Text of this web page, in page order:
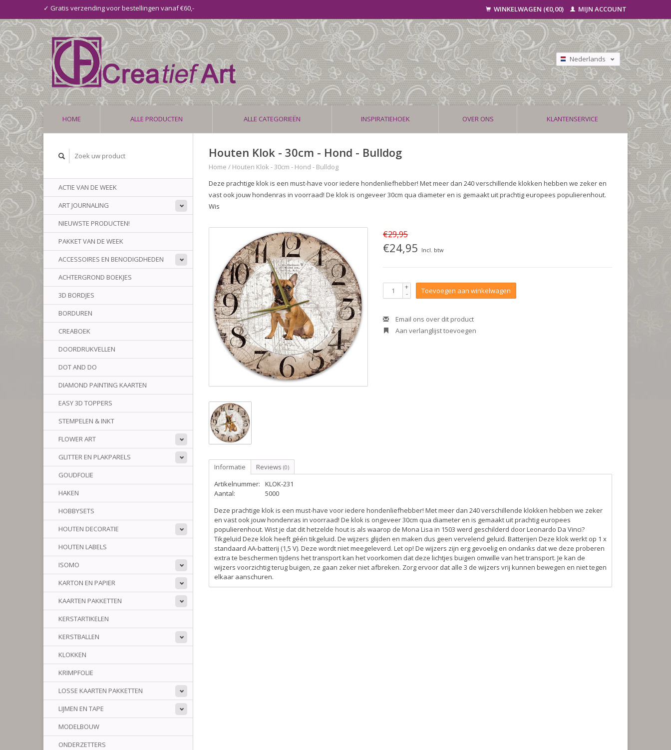
✓ Gratis verzending voor bestellingen vanaf €60,- WINKELWAGEN (€0,00) MIJN ACCOUNT
Nederlands
Deutsch
Français
HOME ALLE PRODUCTEN ALLE CATEGORIEËN INSPIRATIEHOEK OVER ONS KLANTENSERVICE
ACTIE VAN DE WEEK
ART JOURNALING
NIEUWSTE PRODUCTEN!
PAKKET VAN DE WEEK
ACCESSOIRES EN BENODIGDHEDEN
ACHTERGROND BOEKJES
3D BORDJES
BORDUREN
CREABOEK
DOORDRUKVELLEN
DOT AND DO
DIAMOND PAINTING KAARTEN
EASY 3D TOPPERS
STEMPELEN & INKT
FLOWER ART
GLITTER EN PLAKPARELS
GOUDFOLIE
HAKEN
HOBBYSETS
HOUTEN DECORATIE
HOUTEN LABELS
ISOMO
KARTON EN PAPIER
KAARTEN PAKKETTEN
KERSTARTIKELEN
KERSTBALLEN
KLOKKEN
KRIMPFOLIE
LOSSE KAARTEN PAKKETTEN
LIJMEN EN TAPE
MODELBOUW
ONDERZETTERS
Houten Klok - 30cm - Hond - Bulldog
Home / Houten Klok - 30cm - Hond - Bulldog
Deze prachtige klok is een must-have voor iedere hondenliefhebber! Met meer dan 240 verschillende klokken hebben we zeker en
vast ook jouw hondenras in voorraad! De klok is ongeveer 30cm qua diameter en is gemaakt uit prachtig europees populierenhout.
Wis
€29,95
€24,95 Incl. btw
+
- Toevoegen aan winkelwagen
Email ons over dit product
Aan verlanglijst toevoegen
Informatie Reviews (0)
Artikelnummer:
KLOK-231
Aantal:
5000
Deze prachtige klok is een must-have voor iedere hondenliefhebber! Met meer dan 240 verschillende klokken hebben we zeker
en vast ook jouw hondenras in voorraad! De klok is ongeveer 30cm qua diameter en is gemaakt uit prachtig europees
populierenhout. Wist je dat dit hetzelde hout is als waarop de Mona Lisa in 1503 werd geschilderd door Leonardo Da Vinci?
Tikgeluid Deze klok heeft géén tikgeluid. De wijzers glijden en maken dus geen vervelend geluid. Batterijen Deze klok werkt op 1 x
standaard AA-batterij (1,5 V). Deze wordt niet meegeleverd. Let op! De wijzers zijn erg gevoelig en ondanks dat we deze proberen
extra te beschermen tijdens het transport kan het voorkomen dat deze lichtjes buigen omwille van het transport. Je kan de
wijzers voorzichtig terug buigen, ze gaan zeker niet afbreken. Zorg ervoor dat alle 3 de wijzers vrij kunnen bewegen en niet tegen
elkaar aanschuren.